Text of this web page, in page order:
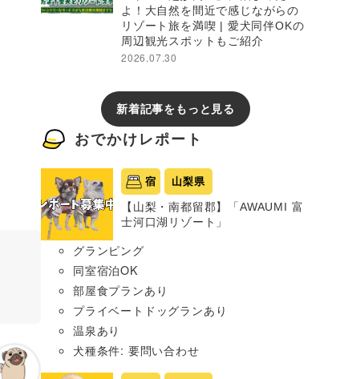
よ！大自然を間近で感じながらの
リゾート旅を満喫 | 愛犬同伴OKの
周辺観光スポットもご紹介
2026.07.30
新着記事をもっと見る
おでかけレポート
宿 山梨県
【山梨・南都留郡】「AWAUMI 富
士河口湖リゾート」
グランピング
同室宿泊OK
部屋食プランあり
プライベートドッグランあり
温泉あり
犬種条件: 要問い合わせ